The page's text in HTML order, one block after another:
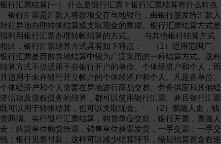
银行汇票结算(一） 什么是银行汇票？银行汇票结算有什么特点 银行汇票是汇款人将款项交存当地银行，由银行签发给汇款人持往异地办理转帐结算或支取现金的票据。银行汇票结算方式是指利用银行汇票办理转帐结算的方式。 与其他银行结算方式相比，银行汇票结算方式具有如下特点： （1）适用范围广。银行汇票是目前异地结算中较为广泛采用的一种结算方式。这种结算方式不仅适用于在银行开户的单位、个体经济户和个人，而且适用于未在银行开立帐户的个体经济户和个人。凡是各单位、个体经济户和个人需要在异地进行商品交易、劳务供应和其他经济活动及债权债务的结算，都可以使用银行汇票。并且银行汇票既可以用于转帐结算，也可以支取现金。 （2）票随人走，钱货两清。实行银行汇票结算，购货单位交款，银行开票，票随人走；购货单位购货给票，销售单位验票发货，一手交票，一手交钱；银行见票付款，这样可以减少结算环节，缩短结算资金在途时间，方便购销活动。 （3）信用度高，安全可靠。银行汇票是银行在收到汇款人款项后签发的支付凭证，因而具有较高的信誉，银行保证支付，收款人持有票据，可以安全及时地到银行支取款项。而且，银行内部有一套严密的处理程序和防范措施，只要汇款人和银行认真按照汇票结算的规定办理，汇款就能保证安全。一旦汇票丢失，如果确属现金汇票，汇款人可以向银行办理挂失，填明收款单位和个人，银行可以协助防止款项被他人冒领。 （4）使用灵活，适应性强。实行银行汇票结算，持票人可以将汇票背书转让给销货单位，也可以通过银行办理分次支取或转让，另外还可以使用信汇、电汇或重新办理汇票转汇款项，因而有利于购货单位在市场上灵活地采购物资。 （5）结算准确，余款自动退回。一般来讲，购货单位很难准确信定具体购货金额，因而出现汇多用少的情况是不可避免的。在有些情况下，多余款项往往长时间得不到清算从而给购货单位带来不便和损失。而使用银行汇票结算则不会出现这种情况，单位持银行汇票购货，凡在汇票的汇款金额之内的，可根据实际采购金额办理支付，多余款项将由银行自动退回。这样可以有效地防止交易尾欠的发生。 银行汇票结算的基本程序见图3- 银行汇票结算的当事人包括哪些 银行汇票结算的当事人包括： （1）出票人。银行汇票结算的出票人是指签发汇票的银行。 （2）收款人。收款人是指从银行提取汇票所汇款项的单位和个人。收款人可以是汇款人本身，也可以是与汇款人有商品交易往来或汇款人要与之办理结算的人。 （3）付款人。付款人是指负责向收款人支付款项的银行。如果出票人和付款人属于同一个银行，如都是中国工商银行的分支机构，则出票人和付款人实际上为同一个人。如果出票人和付款人不属于同一个银行，而是两个不同银行的分支机构，则出票人和付款人为两个人。 银行汇票结算有哪些基本规定 （1）银行汇票的签发和解付。银行汇票的签发和解付，只能由中国人民银行和商业银行参加“全国联行往来”的银行机构办理。跨系统银行签发的转帐银行汇票的解付，应通过同城票据交换将银行汇票和解讫通知提交同城的有关银行审核支付后抵用。省、自治区、直辖市内和跨省、市的经济区域内，按照有关规定办理。在不能签发银行汇票的银行开户的汇款人需要使用银行汇票时，应将款项转交附近能签发银行汇票的银行办理。 （2）银行汇票一律记名。所谓记名是指在汇票中指定某一特定人为收款人，其他任何人都无权领款；但如果指定收款人以背书方式将领款权转让给其指定的收款人，其指定的收款人有领款权。 （3）银行汇票的汇票金额起点为500元。500元以下款项银行不予办理银行汇票结算。 （4）银行汇票的付款期为1个月。这里所说的付款期，是指从签发之日起到办理兑付之日止的时期。这里所说的一个月，是指从签发日开始，不论月大月小，统一到下月对应日期止的一个月。比如签发日为3月5日，则付款期到4月5日止。如果到期日遇例假日可以顺延。逾期的汇票，兑付银行将不予办理。 怎样申请银行汇票 单位内部供应部门或其他业务部门因业务需要使用银行汇票时，应填写银行汇票请领单，具体说明领用银行汇票的部门、经办人、汇款用途、收款单位名称、开户银行、帐号等，由请领人签章，并经单位领导审批同意后，由财务部门具体办理银行汇票手续。银行汇票请领单的基本格式如表３－所示。 表 银行汇票请领单 请领日期 年 月 日 收款人 开户银行 账号 汇款用途 汇款金额 人民币 (大写) ￥ 部门负责人意见 单位领导审批意见 请领人签章 凡是要求使用银行汇票办理结算业务的单位，财务部门均应按规定向签发银行提交“银行汇票委托书”，在“银行汇票委托书”上逐项写明汇款人名称和帐号、收款人名称和帐号、兑付地点、汇款金额、汇款用途(军工产品可免填)等内容，并在“汇款委托书”上加盖汇款人预留银行的印鉴，由银行审查后签发银行汇票。如汇款人未在银行开立存款帐户，则可以交存现金办理汇票。 汇款人办理银行汇票，能确定收款人的，须详细填明单位、个体经济户名称或个人姓名。确定不了的，应填写汇款人指定人员的姓名。 交存现金办理的汇票，需要在汇入银行支取现金的，应在汇票委托书上的“汇款金额”大写栏先填写“现金”字样，后填写汇款金额。这样，银行可签发现金汇票，以便汇款人在兑付银行支取现金。企事业单位办理的汇票，如需要在兑付银行支取现金的，由兑付银行按照现金管理有关规定审查支付现金。 “银行汇票委托书”一式三联，其中第一联是存根，由汇款人留存作为记帐传票；第二联是支款凭证，是签发行办理汇票的传出传票；第三联为收入凭证，由签发行作汇出汇款收入传票。如果申请人用现金办理银行汇票，可以注销第二联。“银行汇票委托书”的样式见表3- 。 中国××银行汇票委托书(存根) 1 收款人 汇款人 账 号 或住址 账 号 或住址 兑付地点 省 市 县 汇款用途 汇款金额 人民币 (大写) 百 十 万 千 百 十 元 角 分 备注 科 目 对方科目 财务主管 复核 经办 怎样签发银行汇票 签发银行受理“银行汇票委托书”，经过验对“银行汇票委托书”内容和印鉴，并在办妥转帐或收妥现金之后，即可向汇款人签发转帐或支取现金的银行汇票。对个体经济户和个人需要支取现金的，在汇票“汇款金额”栏先填写“现金”字样，后填写汇款金额，再加盖印章并用压数机压印汇款金额，将汇票和解讫通知交汇款人。 银行汇票的主要内容包括： (l)收款人姓名或单位； (2)汇款人姓名或单位； (3)签发日期(发票日)； (4)汇款金额、实际结算金额、多余金额； (5)汇款用途； (6)兑付地、兑付行、行号； (7)付款日期。 银行汇票一式四联，第一联为卡片，由签发行结清汇票时作汇出汇款付出传票；第二联为银行汇票，与第三联解讫通知一并由汇款人自带，在兑付行兑付汇票后此联作联行往来帐付出传票；第三联是解讫通知，在兑付行兑何后随报单寄签发行，由签发行作余款收入传票；第四联是多余款通知，在签发行结清后交汇款人。其基本格式见表３－。 表 银行汇票式样（第二联，正面） 中国××银行银行汇票２ 付款期 汇票号码 壹个月 第 号 汇款单位财务部门收到签发银行签发的“银行汇票联”和“解讫通知联”后根据银行盖章退回的“银行汇票委托书”第一联存根联编制银行存款付款凭证。 例：大圣公司需要到 A市采购商品，4月2日向开户银行申请用银行存款办理往 A市的转帐汇票100000元。根据银行退回的“银行汇票委托书”存根联作银行存款付款凭证，其会计分录为： 借：其他货币资金——银行汇票 100O00 贷：银行存款 100000 如果汇款单位用现金办理银行汇票，则财务部门在收到银行签发的银行汇票后根据“银行汇票委托书”第一联存根联编制现金付款凭证，其会计分录为： 借：其他货币现金——银行汇票 贷：现金 对于银行按规定收取的手续费和邮电费，汇款单位应根据银行出具的收费收据，用现金支付的编制现金付款凭证，从其帐户中扣收的编制银行存款付款凭证。其会计分录为： 借：财务费用 贷：现金或银行存款 出纳员在收到银行签发的银行汇票并将其交给请领人，应按规定登记“银行汇票登记簿”，将银行汇票的有关内容，如签发日期，收款单位名称、开户银行、帐号，待票人部门、姓名，汇款用途等等一一进行登记，以备日后查对。“银行汇票登记簿”的基本格式如表３—。 表３— 银行汇票登记簿 签发日期 收款人 持票人 汇款用途 汇款金额 使用日期 实际结算金额 退回多余款 名称 开户银行 账号 部门 姓名 汇款单位怎样使用银行汇票 汇款单位财务部门收到银行签发的银行汇票后，即可将汇票交与请领人，由其持汇票到兑付地点，或与填明的收款人办理结算，或者支取现金，当然也可以按规定用背书的形式将汇票转让给背书人，办理结算业务。 汇款单位持票人到汇人地点办理采购，凭转帐汇票进行结算时，应在“银行汇票联”和“解讫通知联”上填写收款单位及其银行帐号，将此二联一并交给收款单位财务部门，由其直接到其开户银行办理具体的进帐。 汇款单位持票人到汇人地点办理采购，如果银行汇票上“收款人”栏填写的是汇款单位持票人的名字，则持票人可以持票到汇入银行直接办理转帐结算，也可以背书转让给在银行开户的单位，由其持票到银行办理进帐。 汇款单位持票人到汇入地点进行采购，需要进行分次付款的，通常在汇票上“收款人”栏填写持票人的名字，持票人到汇入地点后。持“银行汇票联”和“解讫通知联”连同本人身份证一并送兑付银行，请求兑付银行开立分次支付的“临时存款帐户”，与收款单位办理结算。这种“临时存款账户”只取不存，而且不计算存款利息。 汇款单位持票人到汇入地点办理采购，如果因采购不到所需要的货物准备到其他地方继续采购而需要办理转汇时，持票人可持“银行汇票联”和“解讫通知联”连同本人身份证，到兑付银行请求转汇，并说明转汇指定地点。已注明不得转汇的银行汇票不得转汇。银行经过审查认为可以转汇后即可办理具体的转汇手续。持票人可以根据需要选择合适的转汇方式。如继续采用银行汇票方式转汇的，再次填写“银行汇票委托书”，在委托书上“收款人”和“汇款用途”等栏填写原收款人和原汇款用途等内容后交银行签发新的银行汇票。如果原银行汇票已注明“现金”字样，在转汇时可照填“现金”字样。如果转汇采用汇兑方式，则持票人可按规定填制信(电)汇凭证，办理信(电)汇手续。持票人在办理转汇时，转汇的金额可以与原汇款金额一致，也可以小于原汇款金额，其小于原汇款金额的余额将由兑付银行直接退回汇款单位帐户。 汇款人在利用银行汇票开展业务、办理结算时，一定要注意安全。一是有关人员在用银行汇票办理采购时，一定要先验货后交票，当面办清楚有关交易手续后，再将汇票交给销货方。这样可以减少和避免上当受骗和发生纠纷的机会。因为汇票一旦交与对方，对方就可以凭此或到银行办理转帐结算，或支取现金，或背书转让等。二是要妥善保管银行汇票，防止丢失或被盗。一旦发生丢失或被盗，应及时办理挂失或请有关单位协助防范。 汇款单位在用银行汇票购买货物并办理结算后，应等到签发银行转来的银行汇票第四联，即“多余款收帐通知联”后，根据其“实际结算金额”栏的实际结算金额并和供应部门转来的发票帐单等原始凭证上的实际结算金额核对相符后，编制记帐凭证。 例：大圣公司4月12日收到开户银行转来的银行汇票“多余款收帐通知联”，经和发票核对相符，实际支付货款80000元。据此，财务部门应编制如下记帐凭证： 借：商品采购——××商品 80000 贷：其他货币资金——银行汇票 80000 对于银行汇票实际结算金额小于银行汇票汇款金额的差额，即多余款，汇款单位财务部门应根据签发银行转来的银行汇票第四联“多余款收帐通知联”中列明的“多余金额”数编制银行存款收款凭证，其会计分录为： 借：银行存款 贷：其他货币资金——银行汇票 收款单位怎样受理银行汇票 收款单位出纳员受理银行汇票时，应该认真审查，审查的内容主要包括： （１）收款人或背书人是否确为本单位； （２）银行汇票是否在付款期内，日期、金额等填写是否正确无误； （３）印章是否清晰，压数机压印的金额是否清晰； （４）银行汇票和解讫通知是否齐全、相符； （５）汇款人或背书人的证明或证件无误，背书人证件上的姓名与其背书相符。 审查无误后，在汇款金额以内，根据实际需要的款项办理结算，并将实际结算金额和多余金额准确、清晰填入银行汇票和解讫通知的有关栏内(实际结算金额和多余金额如果填错，应用红线划去全数，在上方重填正确数字并加盖本单位印章，但只限更改一次)。银行汇票的多余金额由签发银行退交汇款人。全额解付的银行汇票，应在“多余金额”栏写上“０”符号。 填写完结算金额和多余金额后，收款人或被背书人将银行汇票和解讫通知同时提交兑付银行，缺少任何一联均无效，银行将不予受理。 在银行开立帐户的收款人或被背书人受理银行汇票后，在汇票背面加盖预留银行印鉴连同解讫通知和二联进帐单送交开户银行办理转帐。 进帐单一式二联。第一联(回单或收帐通知)由收款单位开户银行盖章后退收款单位作收款通知；第二联(收入凭证)由收款单位开户银行作收入传票。其基本格式如表３—。 表３－ 中国××银行进账单（回单或收账通知）第 号 收 款 人 全称 付 款 人 全称 账号 账号 开户银行 开户银行 人民币 (大写) 百 十 万 千 百 十 元 角 分 票据种类 收款人开户行盖章 票据张数 单位主管 会计 复核 记账 将“银行汇票联”、“解讫通知联”和进帐单送其开户银行办理收帐手续后，财务部门根据银行退回的进帐单第一联(收帐通‘知)所列实际结算金额和发票存根联等原始凭证，编制银行存款收款凭证，其会计分录为： 借：银行存款 贷：产品销售收入等 未在银行开立帐户的收款单位持银行汇票向银行办理收款时，必须交验兑付地有关单位足以证实收款人身份的证明，在银行汇票背面盖章或签字，注明证件名称、号码及发证机关，才能办理有关结算手续。 收款单位支取现金的，银行汇票上必须有签发银行按规定填明的“现金”字样才能办理，未填明“现金”字样的，需要支取现金的，按支取现金的有关规定经银行审查同意后办理。 怎样办理银行汇票的背书 背书是指汇票持有人将票据权利转让他人的一种票据行为。其中所谓的票据权利是指票据待有人向票据债务人(主要是指票据的承兑人，有时也指票据的发票人、保证人和背书人)直接请求支付票据中所规定的金额的权利。通过背书转让其权利的人称为背书人，接受经过背书汇票的人就被称为被背书人。由于这种票据权利的转让，一般都是在票据的背面(如果记在正面就容易和承兑、保证等其他票据行为混淆)进行的，所以叫做背书。 按照现行规定，银行汇票如果其收款人为个人的，可以经过背书将汇票转让给在银行开户的单位和个人。如果收款人为单位的，不得背书转让。汇票必须转让给在银行开户的单位和个人，不能转让给没有在银行开户的单位和个人。在背书时，背书人必须在银行汇票第二联背面“背书”栏（见表３－ ）填明其个人身份证件及号码，并签章，同时填明被背书人名称，并填明背书日期，被背书人按规定在汇票有效期内，在被背书人一栏签章并填制一式二联进帐单后到开户行办理结算，其会计核算办法与一般银行汇票收款人相同。 表３－ 银行汇票(背面) 注 意 事 项 1．银行汇票和汇款解讫通知须同时提交兑付行，两者缺一无效。 2．收款人直接进帐的，应在收款人盖章处加盖须留银行印章；收款人为个人的，应交验身份证件。 3．收款人如系个人，可以经背书转让给在银行开户的单位和个人；在背书人栏签章并填明被背书人名称；被背书人签章后持往开户行办理结算。 收款人盖章: 年 月 日 身份证件名称、号码 及发证机关 被背书人 被背书人 背书 日期： 年 月 日 银行汇票在什么情况下可能被银行拒付 银行在收到收款人提交的银行汇票时，经过审查发现有下列情况的，将予以拒付： （1）伪造、变造(凭证、印章、压数机)的银行汇票； （2）非总行统一印制的全国通用的银行汇票； （3）超过付款期的银行汇票； （4）缺汇票联或解讫通知联的银行汇票； （5）汇票背书不完整、不连续的； （8）涂改、更改汇票签发日期、收款人、汇款大写金额； （7）已经银行挂失、止付的现金银行汇票； （8）汇票残损、污染严重无法辩认的。 对拒付的汇票银行将退还给持票人。对伪造、变造以及涂改的汇票，银行除了拒付以外，还将报告有关部门进行查处。 怎样办理银行汇票的退款 汇款单位因汇票超过了付款期限或其他原因没有使用汇票款项时，可以分别情况向签发银行申请退款： （1）在银行开立帐户的汇款单位要求签发银行退款时，应当备函向签发银行说明原因，并将未用的“银行汇票联”和“解讫通知联”交回汇票签发银行办理退款。银行将“银行汇票联”和解讫通知联”和银行留存的银行汇票“卡片联”核对无误后办理退款手续，将汇款金额划入汇款单位帐户。’ （2）未在银行开立帐户的汇款单位要求签发银行退款时，应将未用的“银行汇票联”和“解讫通知联”交回汇票签发银行，同时向银行交验申请退款单位的有关证件，经银行审核后办理退款。 （3）汇款单位因“银行汇票联”和“解讫通知联”缺少其中一联而不能在兑付银行办理兑付，而向签发银行申请退款时，应将剩余的一联退给汇票签发银行并备函说明短缺其中一联的原因，经签发银行审查同意后办理退款手续。 汇款单位办理退款手续，应等到银行转回的银行汇票第四联“多余款收帐通知联”后，财务部门才能根据“多余金额”(此多余金额等于原汇款金额)，编制银行存款收款凭证。 例：大圣公司因故向银行办理退票手续后，4月14日收到银行汇票“多余款收帐通知联”，列明“多余金额”为100000元。财务部门据此编制银行存款收款凭证，其会计分录为： 借：银行存款 100000 贷：其他货币资金——银行汇票 100000 银行汇票遗失后应采取怎样的处理措施 持票人不慎遗失了银行汇票，可以根据不同情况，采取相应补救措施： (l)如果遗失了注明“现金”字样的银行汇票，失票人应当立即向签发银行或兑付银行请求挂失止付。申请挂失止付应提交汇票挂失申请书(可以用汇票委托书代替)，并在凭证备注栏内写明“汇票挂失”字样。如果在银行受理挂失以前，包括对方银行收到挂失通知以前，汇票金额已彼人冒领的，银行不再承担付款责任。持票人一旦发现汇票遗失，应尽快申请挂失，同时，依据《票据法》第15条第3款规定：“失票人应当在通知挂失止付后3日内，也可以在票据丧失后，依法向人民法院申请公示催告，或者向人民法院提起诉讼”，以免遭到不必要的利益损失。 (2)如果遗失了注明收款单位、个体经济户名称的汇票，失票人应当立即通知收款单位、个体经济户、收款人、兑付银行、签发银行，请求这些单位或个人协助防范。因为这类汇票遗失后；银行不办理挂失止付。 (3)如果遗失了填明汇款人指定收款人员姓名的汇票，不能到银行申请挂失止付。因为这种汇票可以背书转让，无法确定被背书人，银行无法挂失，兑付行和签发行都不予协助防范。因此，这种银行汇票的持票人一定要认真保管好汇票，切忽遗失。银行汇票遗失后，在付款期满后一个月确实没有发生什么问题的，可以由汇款人写出书面证明，说明情况，到签发银行办理退款。 什么是商业汇票？商业汇票结算有什么特点 商业汇票是指由收款人或存款人(或承兑申请人)签发，由承兑人承兑，并于到期日向收款人或被背书人支付款项的一种票据。所谓承兑，是指汇票的付款人愿意负担起票面金额的支付义务的行为，通俗地讲，就是它承认到期将无条件地支付汇票金额的行为。商业汇票按其承兑人的不同，可以分为商业承兑汇票和银行承兑汇票两种。商业承兑汇票是指由收款人签发，经付款人承兑，或者由付款人签发并承兑的汇票；银行承兑汇票是指由收款人或承兑申请人签发，并由承兑申请人向开户银行申请，经银行审查同意承兑的汇票。 商业汇票结算是指利用商业汇票来办理款项结算的一种银行结算方式。与其他银行结算方式相比，商业汇票结算具有如下特点： 第一，与银行汇票等相比，商业汇票的适用范围相对较窄，各企业、事业单位之间只有根据购销合同进行合法的商品交易，才能签发商业汇票。除商品交易以外，其他方面的结算，如劳务报酬、债务清偿、资金借贷等不可采用商业汇票结算方式。 第二，与银行汇票等结算方式相比，商业汇票的使用对象也相对较少。商业汇票的使用对象是在银行开立帐户的法人。使用商业汇票的收款人、付款人以及背书人、被背书人等必须同时具备两个条件：一是在银行开立帐户，二是具有法人资格。个体工商户、农村承包户、个人、法人的附属单位等不具有法人资格的单位或个人以及虽具有法人资格但没有在银行开立帐户的单位都不能使用商业汇票。 第三，商业汇票可以由付人签发，也可以由收款人签发，但都必须经过承兑。只有经过承兑的商业汇票才具有法律效力，承兑人负有到期无条件付款的责任。商业汇票到期，因承兑人无款支付或其他合法原因，债务人不能获得付款时，可以按照汇票背书转让的顺序，向前手行使追索权，依法追索票面金额；该汇票上的所有关系人都应负连带责任。商业汇票的承兑期限由交易双方商定，一般为3个月至6个月，最长不得超过9个月，属于分期付款的应一次签发若干张不同期限的商业汇票。 第四，未到期的商业汇票可以到银行办理贴现，从而使结算和银行资金融通相结合，有利于企业及时地补充流动资金，维持生产经营的正常进行。 第五，商业汇票在同城、异地都可以使用，而且没有结算起点的限制。 第六，商业汇票一律记名并允许背书转让。商业汇票到期后，一律通过银行办理转帐结算，银行不支付现金。商业汇票的提示付款期限自汇票到期日起10日内。 怎样签发与兑付银行承兑汇票 银行承兑汇票的签发与兑付，大体包括如下步骤： (１)签订交易合同。交易双方经过协商，签定商品交易合同，并在合同中注明采用银行承兑汇票进行结算。作为销贷方，如果对方的商业信用不佳，或者对对方的信用状况不甚了解或信心不